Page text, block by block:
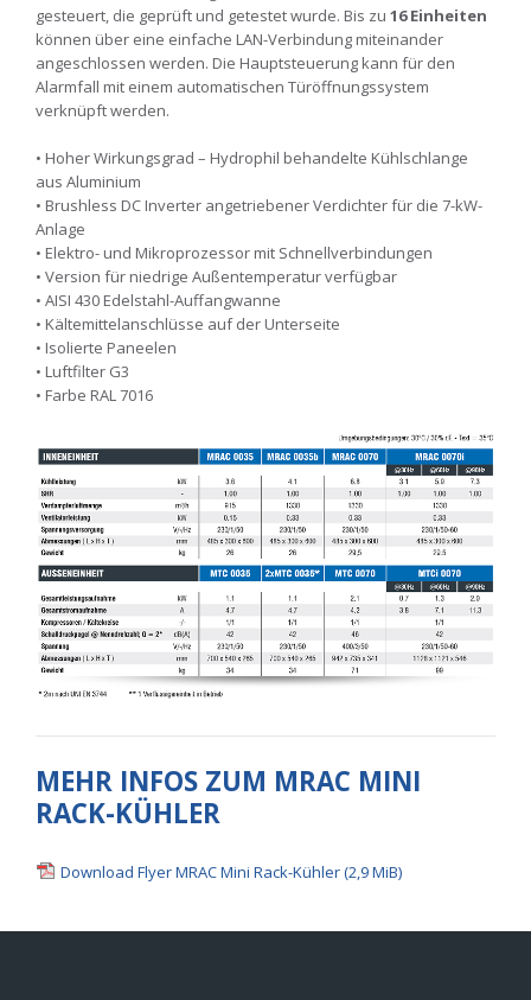
gesteuert, die geprüft und getestet wurde. Bis zu 16 Einheiten
können über eine einfache LAN-Verbindung miteinander
angeschlossen werden. Die Hauptsteuerung kann für den
Alarmfall mit einem automatischen Türöffnungssystem
verknüpft werden.
• Hoher Wirkungsgrad – Hydrophil behandelte Kühlschlange
aus Aluminium
• Brushless DC Inverter angetriebener Verdichter für die 7-kW-
Anlage
• Elektro- und Mikroprozessor mit Schnellverbindungen
• Version für niedrige Außentemperatur verfügbar
• AISI 430 Edelstahl-Auffangwanne
• Kältemittelanschlüsse auf der Unterseite
• Isolierte Paneelen
• Luftfilter G3
• Farbe RAL 7016
MEHR INFOS ZUM MRAC MINI
RACK-KÜHLER
Download Flyer MRAC Mini Rack-Kühler(2,9 MiB)